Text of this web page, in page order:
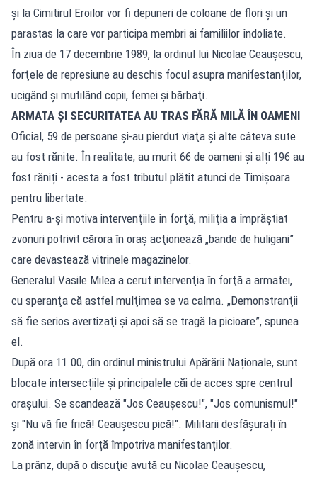
şi la Cimitirul Eroilor vor fi depuneri de coloane de flori şi un
parastas la care vor participa membri ai familiilor îndoliate.
În ziua de 17 decembrie 1989, la ordinul lui Nicolae Ceauşescu,
forţele de represiune au deschis focul asupra manifestanţilor,
ucigând şi mutilând copii, femei şi bărbaţi.
ARMATA ȘI SECURITATEA AU TRAS FĂRĂ MILĂ ÎN OAMENI
Oficial, 59 de persoane şi-au pierdut viaţa şi alte câteva sute
au fost rănite. În realitate, au murit 66 de oameni și alți 196 au
fost răniți - acesta a fost tributul plătit atunci de Timişoara
pentru libertate.
Pentru a-şi motiva intervenţiile în forţă, miliţia a împrăştiat
zvonuri potrivit cărora în oraş acţionează „bande de huligani”
care devastează vitrinele magazinelor.
Generalul Vasile Milea a cerut intervenţia în forţă a armatei,
cu speranţa că astfel mulţimea se va calma. „Demonstranţii
să fie serios avertizaţi şi apoi să se tragă la picioare”, spunea
el.
După ora 11.00, din ordinul ministrului Apărării Naționale, sunt
blocate intersecțiile și principalele căi de acces spre centrul
orașului. Se scandează "Jos Ceaușescu!", "Jos comunismul!"
și "Nu vă fie frică! Ceaușescu pică!". Militarii desfășurați în
zonă intervin în forță împotriva manifestanților.
La prânz, după o discuţie avută cu Nicolae Ceauşescu,